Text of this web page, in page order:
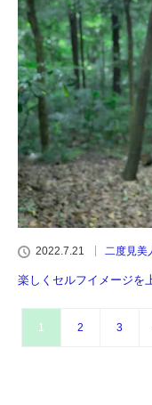
2022.7.21 二度見美
楽しくセルフイメージを
1 2 3